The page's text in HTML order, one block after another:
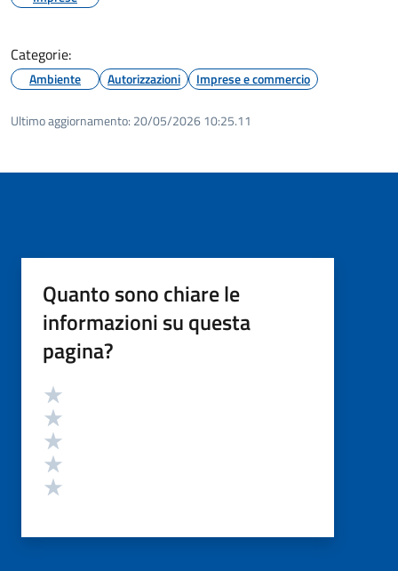
Categorie:
Ambiente Autorizzazioni Imprese e commercio
Ultimo aggiornamento: 20/05/2026 10:25.11
Quanto sono chiare le
informazioni su questa
pagina?
Valutazione